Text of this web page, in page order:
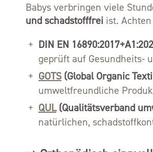
Babys verbringen viele
und schadstofffrei ist.
DIN EN
geprüft auf Gesundheits-
GOTS(Global Organic
umweltfreundliche
QUL(Qualitätsverband
natürlichen,